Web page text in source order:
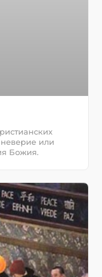
или
Божия.